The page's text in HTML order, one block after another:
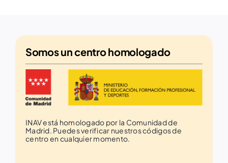
Somos uncentro homologado
INAV está homologado por la Comunidad de
Madrid. Puedes verificar nuestros códigos de
centro en cualquier momento.